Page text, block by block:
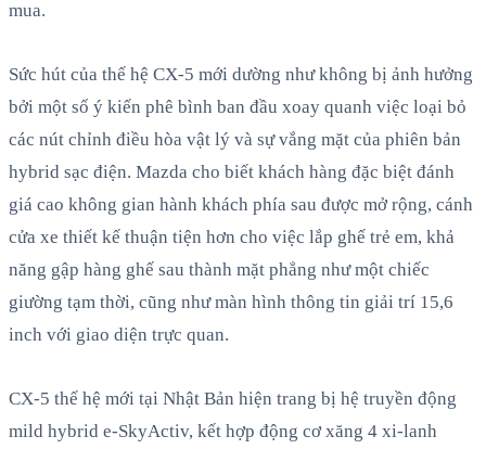
mua.
Sức hút của thế hệ CX-5 mới dường như không bị ảnh hưởng
bởi một số ý kiến phê bình ban đầu xoay quanh việc loại bỏ
các nút chỉnh điều hòa vật lý và sự vắng mặt của phiên bản
hybrid sạc điện. Mazda cho biết khách hàng đặc biệt đánh
giá cao không gian hành khách phía sau được mở rộng, cánh
cửa xe thiết kế thuận tiện hơn cho việc lắp ghế trẻ em, khả
năng gập hàng ghế sau thành mặt phẳng như một chiếc
giường tạm thời, cũng như màn hình thông tin giải trí 15,6
inch với giao diện trực quan.
CX-5 thế hệ mới tại Nhật Bản hiện trang bị hệ truyền động
mild hybrid e-SkyActiv, kết hợp động cơ xăng 4 xi-lanh